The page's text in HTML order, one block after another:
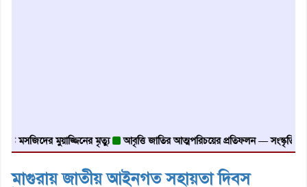
মুয়াজ্জিনের মৃত্যু আবৃত্তি জাতির আত্মপরিচয়ের প্রতিফলন — সংস্কৃতি মন্ত্রী
মাগুরায় জাতীয় আইনগত সহায়তা দিবস